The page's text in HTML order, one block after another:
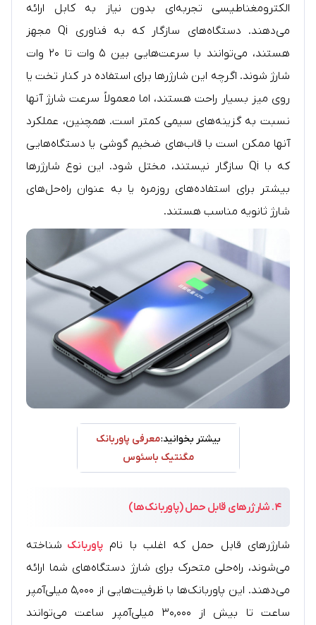
الکترومغناطیسی تجربه‌ای بدون نیاز به کابل ارائه
می‌دهند. دستگاه‌های سازگار که به فناوری Qi مجهز
هستند، می‌توانند با سرعت‌هایی بین ۵ وات تا ۲۰ وات
شارژ شوند. اگرچه این شارژرها برای استفاده در کنار تخت یا
روی میز بسیار راحت هستند، اما معمولاً سرعت شارژ آنها
نسبت به گزینه‌های سیمی کمتر است. همچنین، عملکرد
آنها ممکن است با قاب‌های ضخیم گوشی یا دستگاه‌هایی
که با Qi سازگار نیستند، مختل شود. این نوع شارژرها
بیشتر برای استفاده‌های روزمره یا به عنوان راه‌حل‌های
شارژ ثانویه مناسب هستند.
بیشتر بخوانید:معرفی پاوربانک
مگنتیک باسئوس
۴. شارژرهای قابل حمل (پاوربانک‌ها)
شارژرهای قابل حمل که اغلب با نامپاوربانک شناخته
می‌شوند، راه‌حلی متحرک برای شارژ دستگاه‌های شما ارائه
می‌دهند. این پاوربانک‌ها با ظرفیت‌هایی از ۵,۰۰۰ میلی‌آمپر
ساعت تا بیش از ۳۰,۰۰۰ میلی‌آمپر ساعت می‌توانند